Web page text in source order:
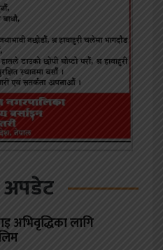
अपडेट
अभिवृद्धिका लागि